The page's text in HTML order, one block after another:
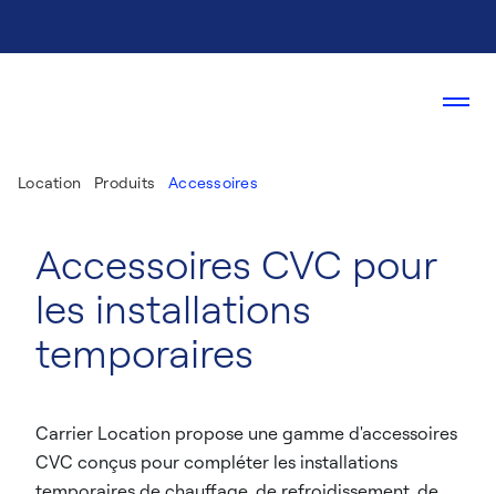
Location Produits Accessoires
Accessoires CVC pour
les installations
temporaires
Carrier Location propose une gamme d'accessoires
CVC conçus pour compléter les installations